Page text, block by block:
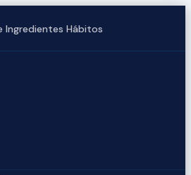
Ingredientes Hábitos